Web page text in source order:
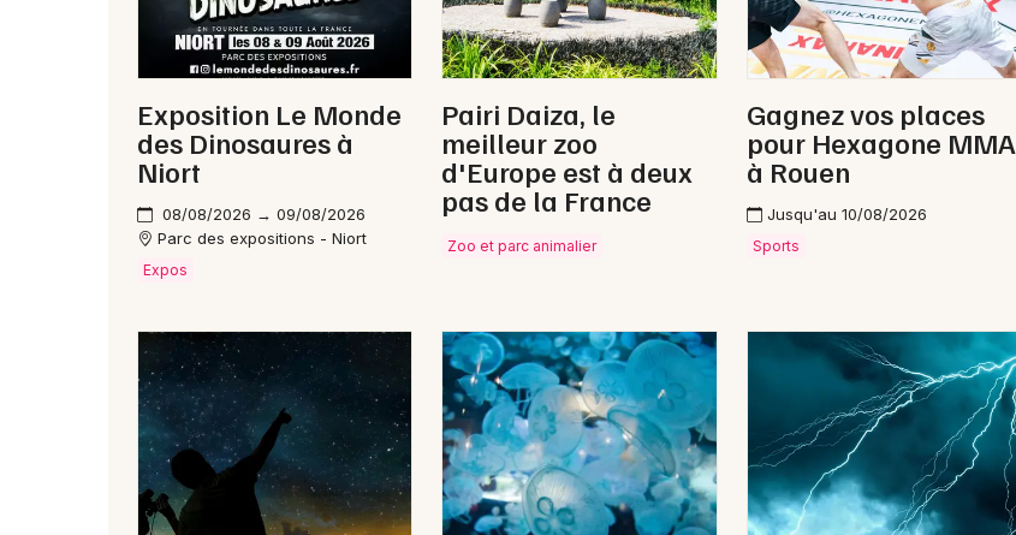
Choisir mes départements
Mon email
Je m'abonne
Exposition Le Monde
des Dinosaures à
Niort
08/08/2026 → 09/08/2026
Parc des expositions - Niort
Expos
Pairi Daiza, le
meilleur zoo
d'Europe est à deux
pas de la France
Zoo et parc animalier
Gagnez vos places
pour Hexagone MMA
à Rouen
Jusqu'au 10/08/2026
Sports